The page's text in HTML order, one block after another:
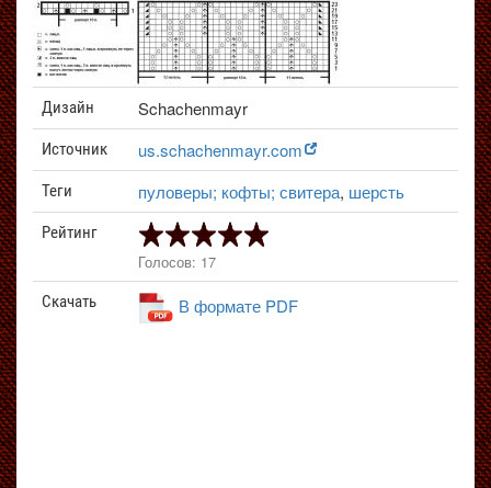
Дизайн Schachenmayr
Источник us.schachenmayr.com
Теги пуловеры; кофты; свитера, шерсть
Рейтинг
Голосов: 17
Скачать В формате PDF